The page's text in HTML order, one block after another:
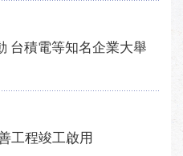
台積電等知名企業大舉
工程竣工啟用